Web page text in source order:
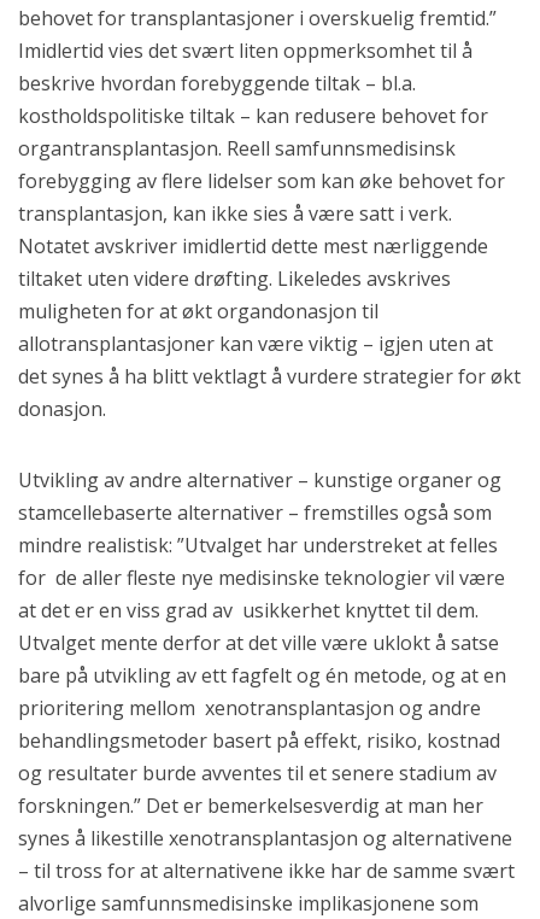
behovet for transplantasjoner i overskuelig fremtid.”
Imidlertid vies det svært liten oppmerksomhet til å
beskrive hvordan forebyggende tiltak – bl.a.
kostholdspolitiske tiltak – kan redusere behovet for
organtransplantasjon. Reell samfunnsmedisinsk
forebygging av flere lidelser som kan øke behovet for
transplantasjon, kan ikke sies å være satt i verk.
Notatet avskriver imidlertid dette mest nærliggende
tiltaket uten videre drøfting. Likeledes avskrives
muligheten for at økt organdonasjon til
allotransplantasjoner kan være viktig – igjen uten at
det synes å ha blitt vektlagt å vurdere strategier for økt
donasjon.
Utvikling av andre alternativer – kunstige organer og
stamcellebaserte alternativer – fremstilles også som
mindre realistisk: ”Utvalget har understreket at felles
for de aller fleste nye medisinske teknologier vil være
at det er en viss grad av usikkerhet knyttet til dem.
Utvalget mente derfor at det ville være uklokt å satse
bare på utvikling av ett fagfelt og én metode, og at en
prioritering mellom xenotransplantasjon og andre
behandlingsmetoder basert på effekt, risiko, kostnad
og resultater burde avventes til et senere stadium av
forskningen.” Det er bemerkelsesverdig at man her
synes å likestille xenotransplantasjon og alternativene
– til tross for at alternativene ikke har de samme svært
alvorlige samfunnsmedisinske implikasjonene som